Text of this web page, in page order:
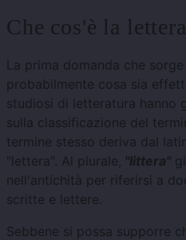
Che cos'è la
La prima domanda che
probabilmente cosa sia
studiosi di letteratura hanno
sulla classificazione del
termine stesso deriva dal
"lettera". Al plurale, "littera"
nell'antichità per riferirsi a
scritte e lettere.
Sebbene si possa supporre